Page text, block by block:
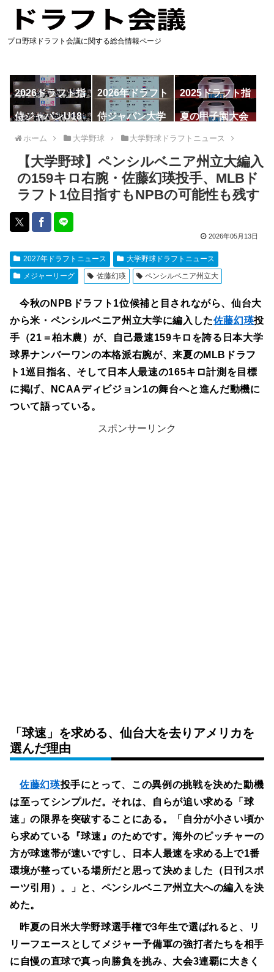
プロ野球ドラフト会議に関する総合情報ページ
2026ドラフト指
名予想
2026年ドラフト
候補
2025ドラフト指
名一覧
侍ジャパンU18
代表
侍ジャパン大学
代表
夏の甲子園大会
ホーム 大学野球 大学野球ドラフトニュース
【大学野球】ペンシルベニア州立大編入
の159キロ右腕・佐藤幻瑛投手、MLBド
ラフト1位目指すもNPBの可能性も残す
2026年05月13日
2027年ドラフトニュース
大学野球ドラフトニュース
メジャーリーグ
佐藤幻瑛 ペンシルベニア州立大
今秋のNPBドラフト1位候補と目されながら、仙台大
から米・ペンシルベニア州立大学に編入した佐藤幻瑛投
手（21＝柏木農）が、自己最速159キロを誇る日本大学
球界ナンバーワンの本格派右腕が、来夏のMLBドラフ
ト1巡目指名、そして日本人最速の165キロ計測を目標
に掲げ、NCAAディビジョン1の舞台へと進んだ動機に
ついて語っている。
スポンサーリンク
「球速」を求める、仙台大を去りアメリカを
選んだ理由
佐藤幻瑛投手にとって、この異例の挑戦を決めた動機
は至ってシンプルだ。それは、自らが追い求める「球
速」の限界を突破することにある。「自分が小さい頃か
ら求めている『球速』のためです。海外のピッチャーの
方が球速帯が速いですし、日本人最速を求める上で1番
環境が整っている場所だと思って決めました（日刊スポ
ーツ引用）。」と、ペンシルベニア州立大への編入を決
めた。
昨夏の日米大学野球選手権で3年生で選ばれると、リ
リーフエースとしてメジャー予備軍の強打者たちを相手
に自慢の直球で真っ向勝負を挑み、大会3連覇に大きく